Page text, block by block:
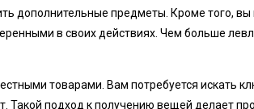
дополнительные предметы. Кроме того,
в своих действиях. Чем больше
товарами. Вам потребуется искать
Такой подход к получению вещей делает